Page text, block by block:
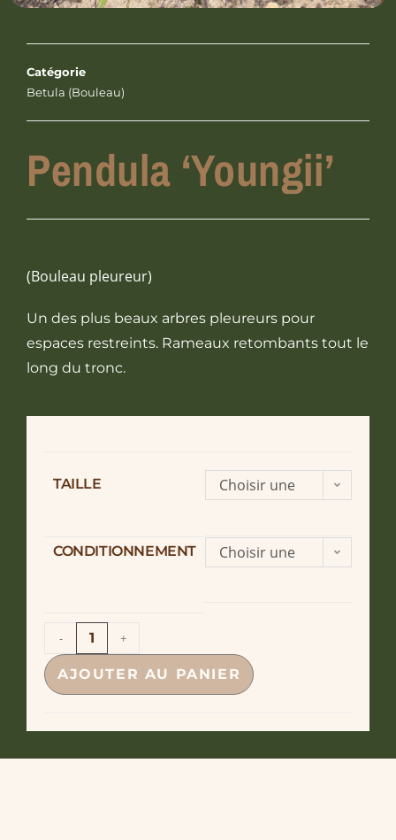
Catégorie
Betula (Bouleau)
Pendula ‘Youngii’
(Bouleau pleureur)
Un des plus beaux arbres pleureurs pour
espaces restreints. Rameaux retombants tout le
long du tronc.
TAILLE
Choisir une
CONDITIONNEMENT
Choisir une
- +
AJOUTER AU PANIER